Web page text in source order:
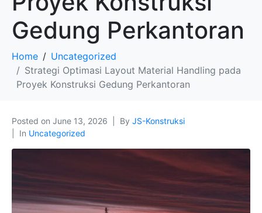
Gedung Perkantoran
Home
Uncategorized
Strategi Optimasi Layout Material Handling pada
Proyek Konstruksi Gedung Perkantoran
Posted on June 13, 2026 By JS-Konstruksi
In Uncategorized